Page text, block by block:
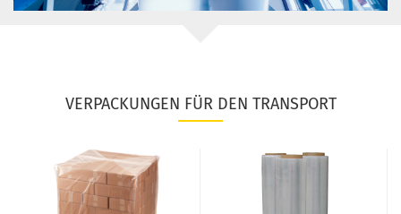
VERPACKUNGEN FÜR DEN TRANSPORT